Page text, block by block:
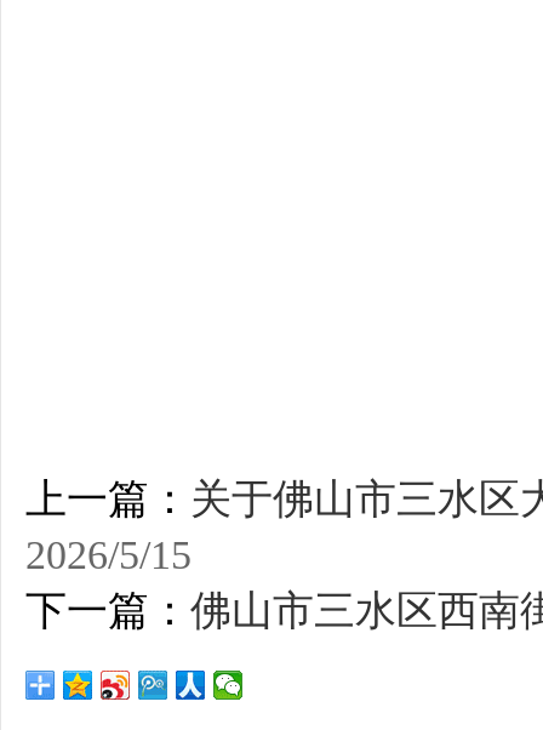
上一篇： 关于佛山市三水区
2026/5/15
下一篇： 佛山市三水区西南